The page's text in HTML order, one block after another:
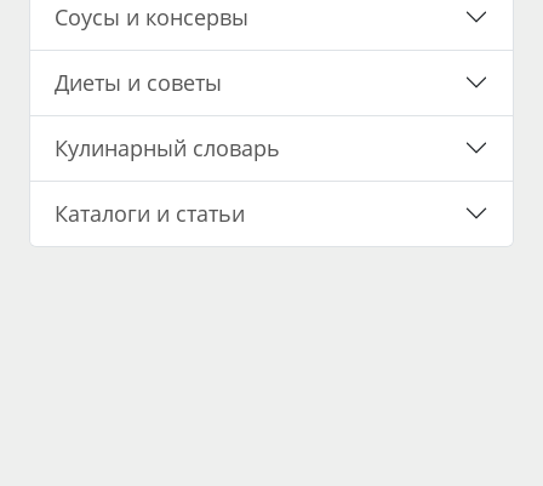
Соусы и консервы
Диеты и советы
Кулинарный словарь
Каталоги и статьи